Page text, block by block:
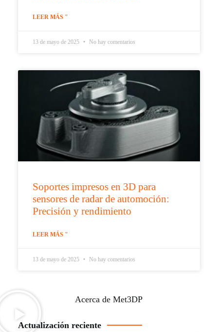
LEER MÁS "
13 de mayo de 2025 No hay comentarios
Soportes impresos en 3D para
sensores de radar de automoción:
Precisión y rendimiento
LEER MÁS "
13 de mayo de 2025 No hay comentarios
Acerca de Met3DP
Actualización reciente